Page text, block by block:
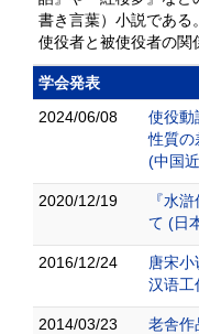
書き言葉）小説である
使役者と被使役者の関
学会発表
2024/06/08
使役動
性質
(中国
2020/12/19
『水
て (日
2016/12/24
唐宋
汉语工
2014/03/23
老舎作